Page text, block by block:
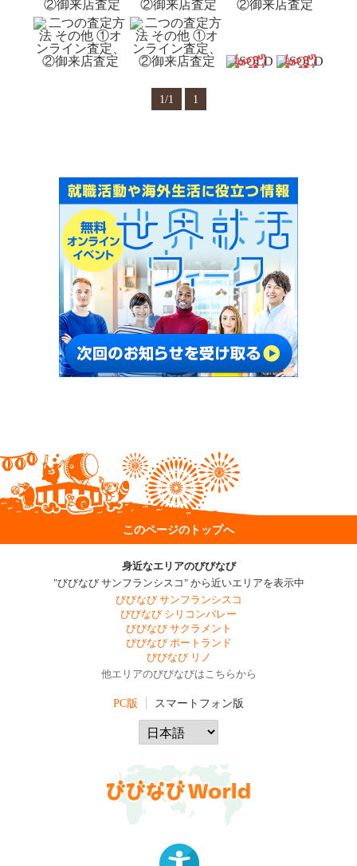
1/1 1
このページのトップへ
身近なエリアのびびなび
"びびなび サンフランシスコ" から近いエリアを表示中
びびなび サンフランシスコ
びびなび シリコンバレー
びびなび サクラメント
びびなび ポートランド
びびなび リノ
他エリアのびびなびはこちらから
PC版 スマートフォン版